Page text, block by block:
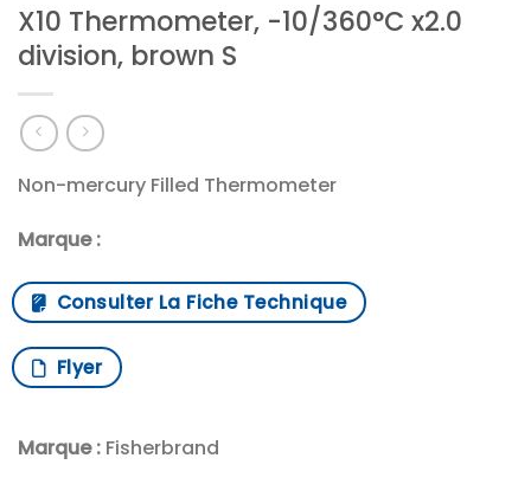
X10 Thermometer, -10/360°C x2.0
division, brown S
Non-mercury Filled Thermometer
Marque :
Consulter La Fiche Technique
Flyer
Marque : Fisherbrand